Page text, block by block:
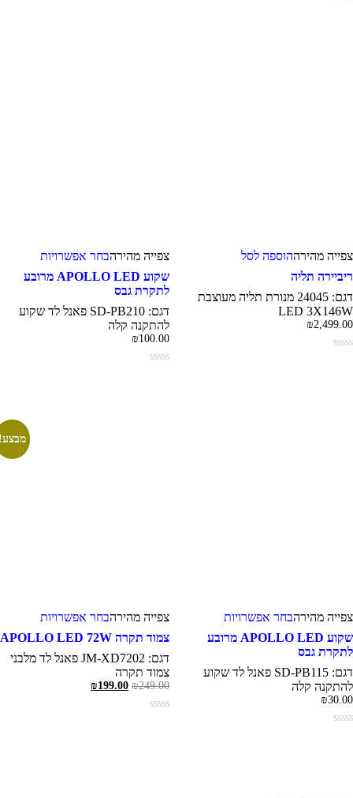
‫מהירה‬הוספה לסל
תליה
דגם: 24045 מנורת תליה מעוצבת
LED
₪
צפייה‬ ‫מהירה‬בחר אפשרויותזה
יש
מספר
ניתן
שקוע APOLLO LED מרובע
לתקרת גבס
דגם: SD-PB210 פאנל לד שקוע
להתקנה קלה
₪100.00
‫מהירה‬בחר אפשרויותזה
יש
מספר
ניתן
שקוע APOLLO LED מרובע
גבס
דגם: SD-PB115 פאנל לד שקוע
קלה
₪
מבצע!
צפייה‬ ‫מהירה‬בחר אפשרויותזה
יש
מספר
סוגים.
צמוד תקרה APOLLO LED 72W
דגם: JM-XD7202 פאנל לד מלבני
צמוד תקרה
₪249.00
המחיר ₪199.00 המחיר